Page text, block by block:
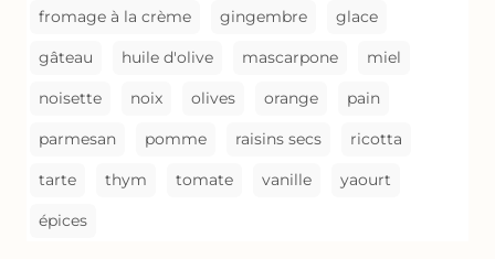
fromage à la crème gingembre glace
gâteau huile d'olive mascarpone miel
noisette noix olives orange pain
parmesan pomme raisins secs ricotta
tarte thym tomate vanille yaourt
épices